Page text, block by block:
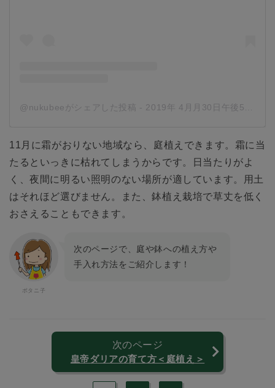
@nukubeeがシェアした投稿 - 2019年 4月月30日午後5時12分PDT
11月に霜がおりない地域なら、庭植えできます。霜に当
たるといっきに枯れてしまうからです。日当たりがよ
く、夜間に明るい照明のない場所が適しています。用土
はそれほど選びません。また、鉢植え栽培で草丈を低く
おさえることもできます。
次のページで、庭や鉢への植え方や
手入れ方法をご紹介します！
次のページ
皇帝ダリアの育て方＜庭植え＞